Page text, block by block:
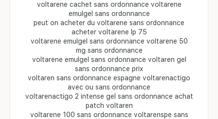
voltarene cachet sans ordonnance voltarene
emulgel sans ordonnance
peut on acheter du voltarene sans ordonnance
acheter voltarene lp 75
voltarene emulgel sans ordonnance voltarene 50
mg sans ordonnance
voltarene emulgel sans ordonnance voltaren gel
sans ordonnance prix
voltaren sans ordonnance espagne voltarenactigo
avec ou sans ordonnance
voltarenactigo 2 intense gel sans ordonnance achat
patch voltaren
voltarene 100 sans ordonnance voltarenspe sans